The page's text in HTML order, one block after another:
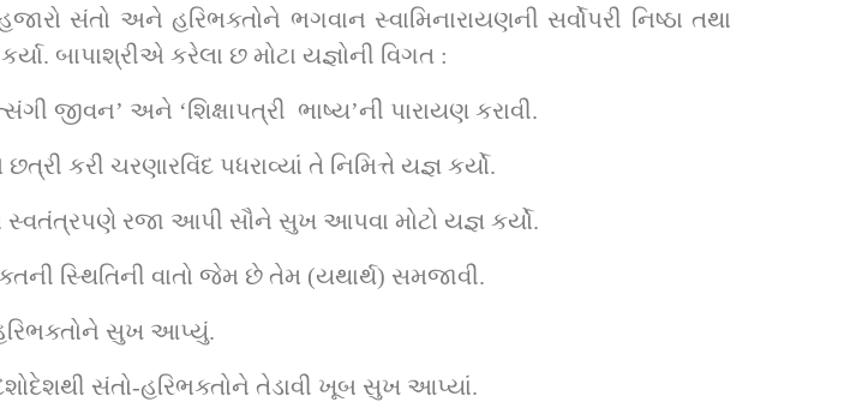
બાપાશ્રીએ કરેલા છ મોટા યજ્ઞોની વિગત :
જીવન’ અને ‘શિક્ષાપત્રી  ભાષ્ય’ની પારાયણ કરાવી.
કરી ચરણારવિંદ પધરાવ્યાં તે નિમિત્તે યજ્ઞ કર્યો.
સ્વતંત્રપણે રજા આપી સૌને સુખ આપવા મોટો યજ્ઞ કર્યો.
સ્થિતિની વાતો જેમ છે તેમ (યથાર્થ) સમજાવી.
હરિભક્તોને સુખ આપ્યું.
સંતો-હરિભક્તોને તેડાવી ખૂબ સુખ આપ્યાં.